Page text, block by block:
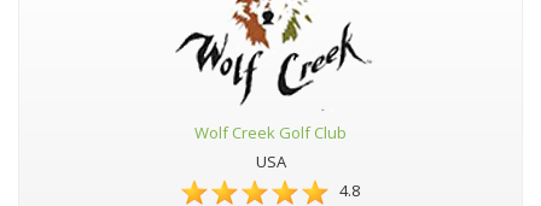
Wolf Creek Golf Club
USA
4.8